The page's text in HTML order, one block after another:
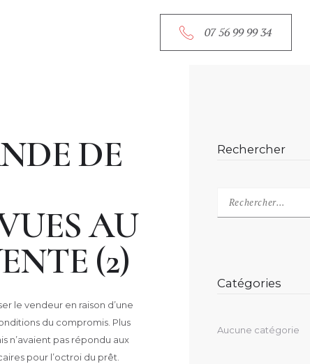
07 56 99 99 34
ACCUEIL
RDV EN LIGNE
CONTACT
DE
AU
(2)
le vendeur en raison d’une
du compromis. Plus
n’avaient pas répondu aux
pour l’octroi du prêt.
Rechercher
Catégories
Aucune catégorie